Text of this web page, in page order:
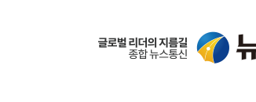
서연
피